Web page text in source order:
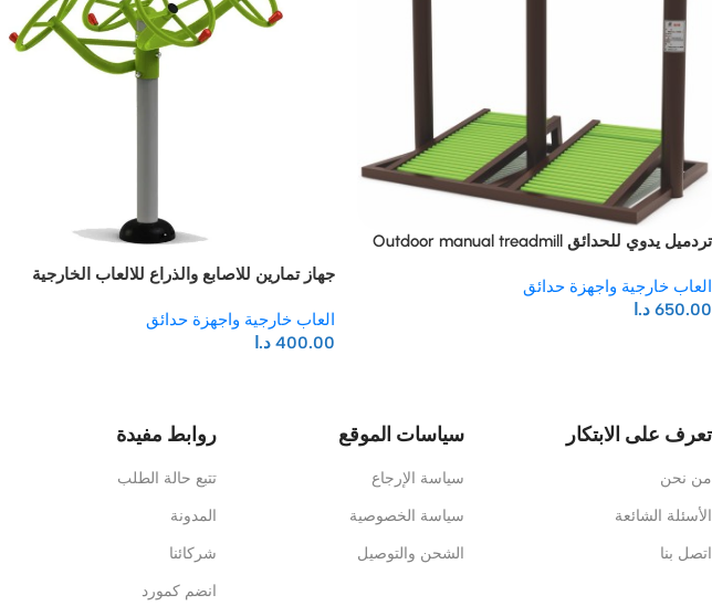
تردميل يدوي للحدائق Outdoor manual treadmill
العاب خارجية واجهزة حدائق
650.00 د.ا
جهاز تمارين للاصابع والذراع للالعاب الخارجية
العاب خارجية واجهزة حدائق
400.00 د.ا
تعرف على الابتكار
من نحن
الأسئلة الشائعة
اتصل بنا
سياسات الموقع
سياسة الإرجاع
سياسة الخصوصية
الشحن والتوصيل
روابط مفيدة
تتبع حالة الطلب
المدونة
شركائنا
انضم كمورد